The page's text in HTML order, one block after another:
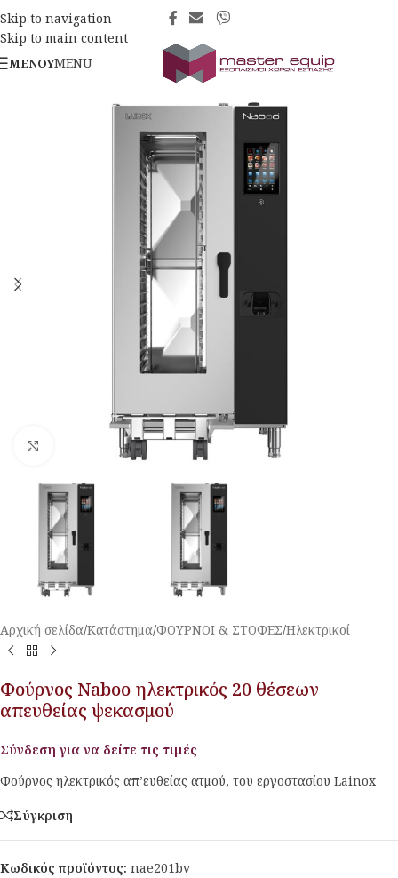
Skip to navigation
Skip to main content
ΜΕΝΟΎMENU
Κλικ για μεγέθυνση
Αρχική σελίδα/Κατάστημα/ΦΟΥΡΝΟΙ & ΣΤΟΦΕΣ/Ηλεκτρικοί
Φούρνος Naboo ηλεκτρικός 20 θέσεων
απευθείας ψεκασμού
Σύνδεση για να δείτε τις τιμές
Φούρνος ηλεκτρικός απ’ευθείας ατμού, του εργοστασίου Lainox
Σύγκριση
Κωδικός προϊόντος: nae201bv